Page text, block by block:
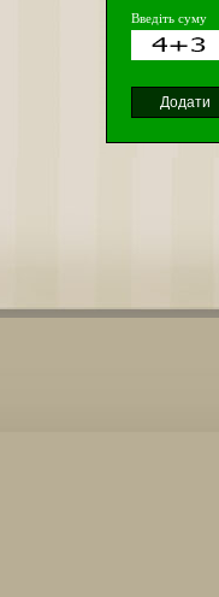
Введіть суму